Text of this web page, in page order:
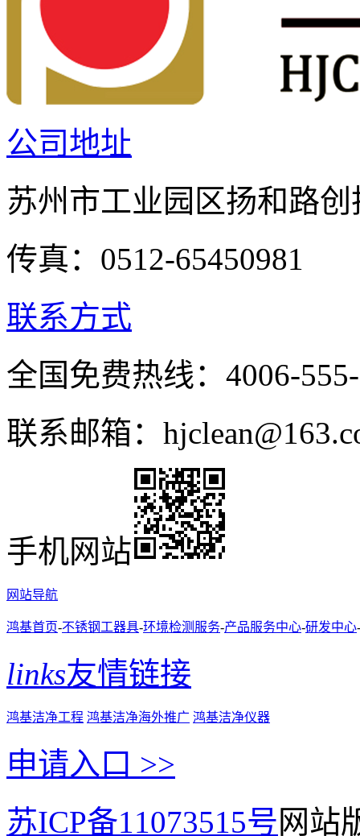
公司地址
苏州市工业园区扬和路
传真：0512-65450981
联系方式
全国免费热线：4006-
联系邮箱：
手机网站
网站导航
鸿基首页-不锈钢工器具-环境检测服务-产品服务中心-研发中心-
links友情链接
鸿基洁净工程 鸿基洁净海外推广 鸿基洁净仪器
申请入口 >>
苏ICP备11073515号网站